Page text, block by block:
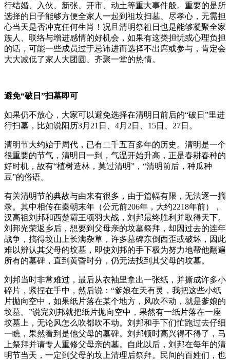
行结婚、入伙、新张、开市、动土等重大事件般。重要的是所
选择的日子能够方便全家人一起到祖坟扫墓、尽孝心，无需担
心当天是否冲克任何生肖！况且清明祭祖日也是能够凝聚全家
族人、联络与增进感情的好机会，如果有这类担忧或心理负担
的话，可能一些成员过于忌讳进而选择不出席或参与，肯定会
大大减低了家人大团圆、齐聚一堂的热情。
避免“破日”扫墓即可
如果仍不放心，大家可以避免选择在清明日前后的“破日”里进
行扫墓，比如说阳历3月21日、4月2日、15日、27日。
清明节大约始于周代，已有二千五百多年的历史。清明是一个
很重要的节气，清明日一到，气温开始升高，正是春耕春种的
好时机，故有“植树造林，莫过清明”，“清明前后，种瓜种
豆”的俗语。
有关清明节的典故与由来有很多，由于篇幅有限，无法逐一摘
录。其中相传在秦朝末年（公元前206年，大约2218年前），
汉高祖刘邦和西楚霸王项羽大战，刘邦最终胜利并取得天下。
刘邦光荣返乡后，想要到父母亲的坟墓祭拜，却因过去的连年
战争，搞得坟山上长满杂草，许多墓碑东倒西歪或破坏，因此
难以辨认其父母的坟墓，即使刘邦的手下极为努力地帮他翻遍
所有的墓碑，直到黄昏时分，仍无法找到其父母的坟墓。
刘邦当时非常难过，最后从衣袖里拿出一张纸，并撕成许多小
碎片，紧捏在手中，然后说：“爹娘在天有灵，我把这些小纸
片拋向空中，如果纸片落在某个地方，风吹不动，就是爹娘的
坟墓。”说完刘邦就把纸片拋向空中，果然有一纸片落在一座
坟墓上，无论风怎么吹都吹不动。刘邦和手下们忙跑过去仔细
一瞧，果然看到是他父母的墓碑。刘邦顿时高兴得不得了，马
上祭拜并请专人重修父母亲的墓。自此以后，刘邦在每年的清
明节当天，一定到父母的坟上清理后祭拜。民间的百姓们，也